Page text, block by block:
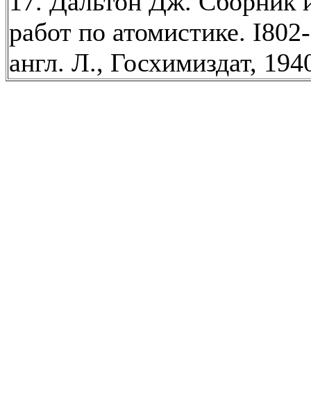
работ по атомистике.
англ. Л., Госхимиздат,